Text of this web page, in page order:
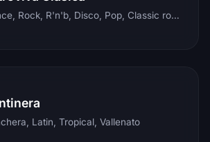
Dance, Rock, R'n'b, Disco, Pop, Classic rock, Techno, Reggae
Latin, Tropical, Vallenato